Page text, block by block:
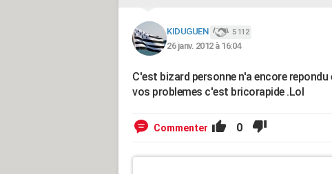
KIDUGUEN 5 112
26 janv. 2012 à 16:04
C'est bizard personne n'a encore
vos problemes c'est bricorapide .Lol
Commenter 0